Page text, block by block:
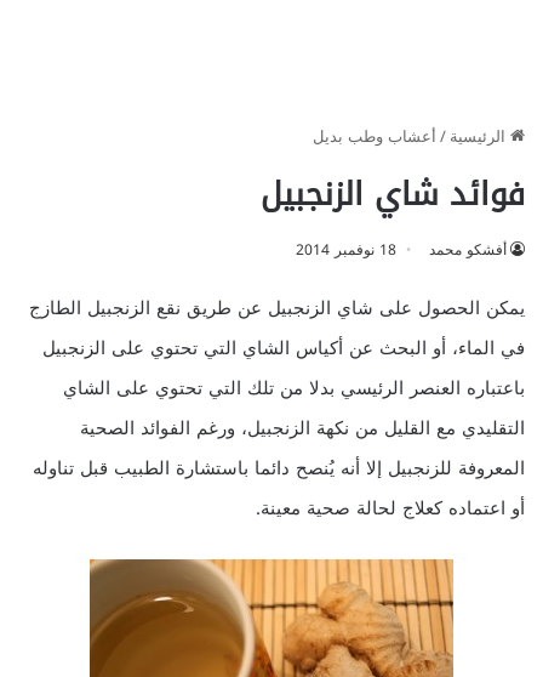
الرئيسية/أعشاب وطب بديل
فوائد شاي الزنجبيل
أفشكو محمد 18 نوفمبر 2014
يمكن الحصول على شاي الزنجبيل عن طريق نقع الزنجبيل الطازج
في الماء، أو البحث عن أكياس الشاي التي تحتوي على الزنجبيل
باعتباره العنصر الرئيسي بدلا من تلك التي تحتوي على الشاي
التقليدي مع القليل من نكهة الزنجبيل، ورغم الفوائد الصحية
المعروفة للزنجبيل إلا أنه يُنصح دائما باستشارة الطبيب قبل تناوله
أو اعتماده كعلاج لحالة صحية معينة.